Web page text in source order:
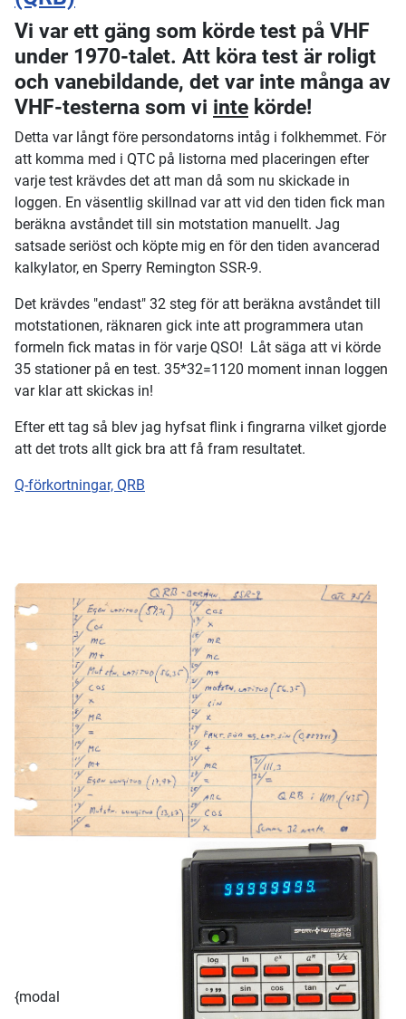
Vi var ett gäng som körde test på VHF
under 1970-talet. Att köra test är roligt
och vanebildande, det var inte många av
VHF-testerna som vi inte körde!
Detta var långt före persondatorns intåg i folkhemmet. För
att komma med i QTC på listorna med placeringen efter
varje test krävdes det att man då som nu skickade in
loggen. En väsentlig skillnad var att vid den tiden fick man
beräkna avståndet till sin motstation manuellt. Jag
satsade seriöst och köpte mig en för den tiden avancerad
kalkylator, en Sperry Remington SSR-9.
Det krävdes "endast" 32 steg för att beräkna avståndet till
motstationen, räknaren gick inte att programmera utan
formeln fick matas in för varje QSO! Låt säga att vi körde
35 stationer på en test. 35*32=1120 moment innan loggen
var klar att skickas in!
Efter ett tag så blev jag hyfsat flink i fingrarna vilket gjorde
att det trots allt gick bra att få fram resultatet.
Q-förkortningar, QRB
{modal